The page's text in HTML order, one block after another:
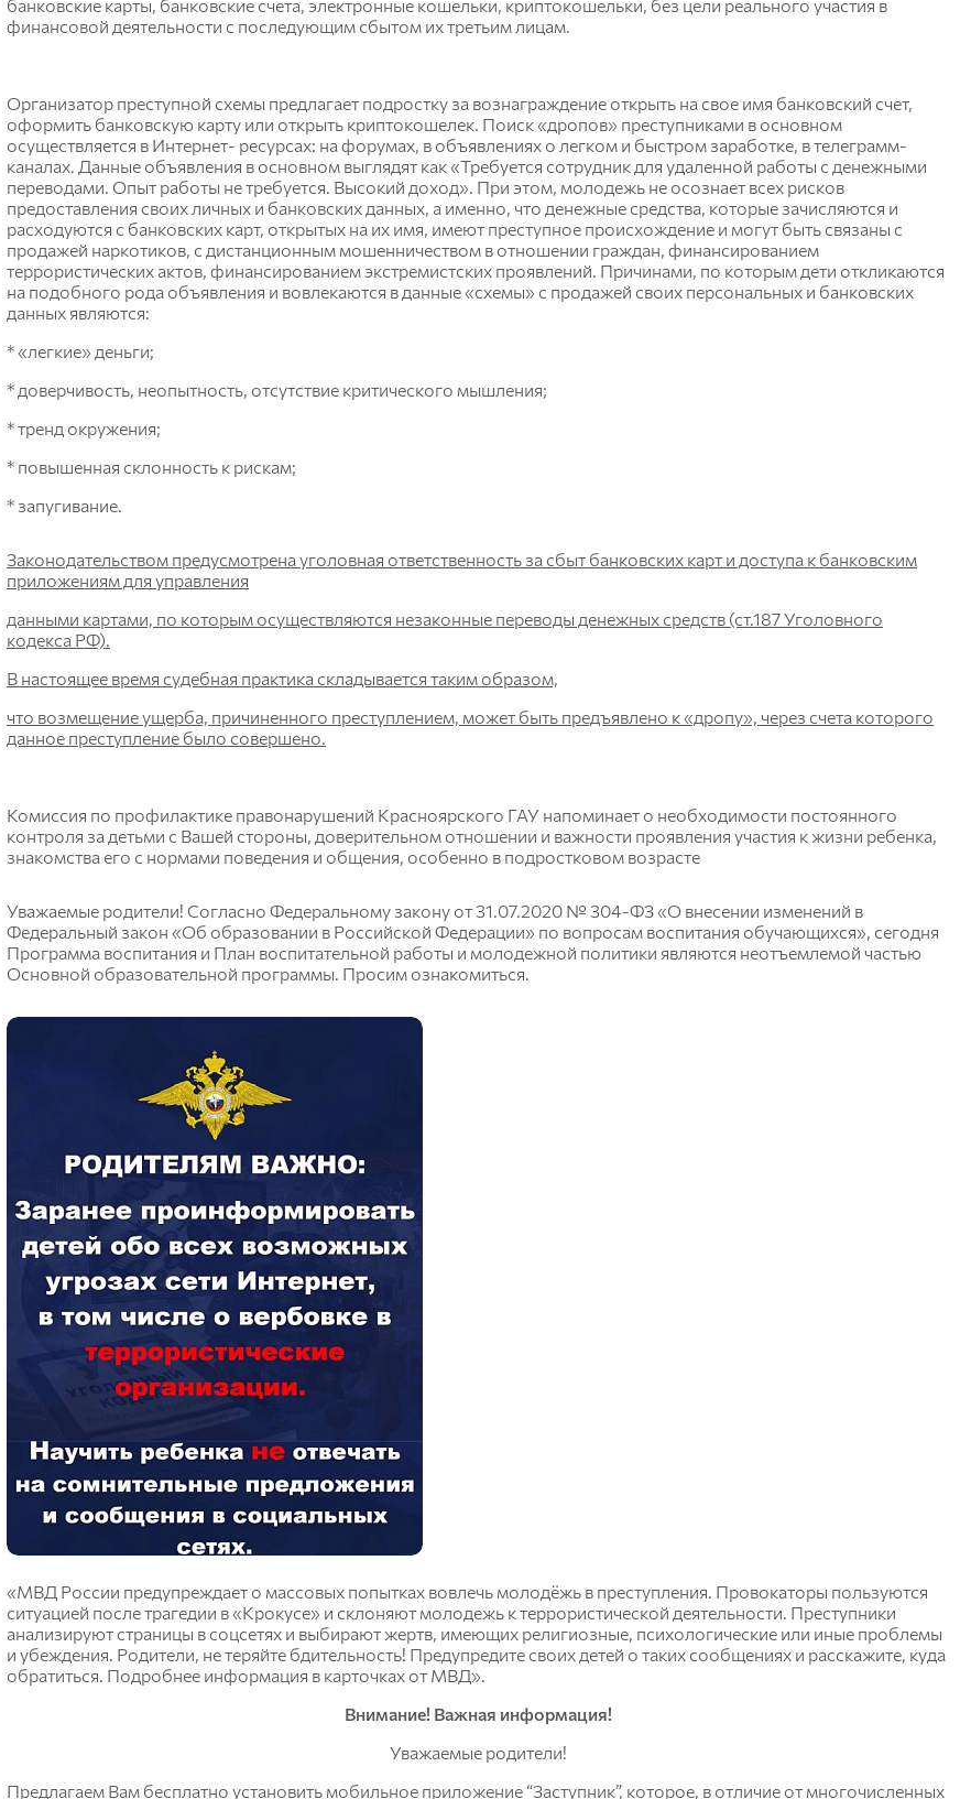
банковские карты, банковские счета, электронные кошельки, криптокошельки, без цели реального участия в
финансовой деятельности с последующим сбытом их третьим лицам.
Организатор преступной схемы предлагает подростку за вознаграждение открыть на свое имя банковский счет,
оформить банковскую карту или открыть криптокошелек. Поиск «дропов» преступниками в основном
осуществляется в Интернет- ресурсах: на форумах, в объявлениях о легком и быстром заработке, в телеграмм-
каналах. Данные объявления в основном выглядят как «Требуется сотрудник для удаленной работы с денежными
переводами. Опыт работы не требуется. Высокий доход». При этом, молодежь не осознает всех рисков
предоставления своих личных и банковских данных, а именно, что денежные средства, которые зачисляются и
расходуются с банковских карт, открытых на их имя, имеют преступное происхождение и могут быть связаны с
продажей наркотиков, с дистанционным мошенничеством в отношении граждан, финансированием
террористических актов, финансированием экстремистских проявлений. Причинами, по которым дети откликаются
на подобного рода объявления и вовлекаются в данные «схемы» с продажей своих персональных и банковских
данных являются:
* «легкие» деньги;
* доверчивость, неопытность, отсутствие критического мышления;
* тренд окружения;
* повышенная склонность к рискам;
* запугивание.
Законодательством предусмотрена уголовная ответственность за сбыт банковских карт и доступа к банковским
приложениям для управления
данными картами, по которым осуществляются незаконные переводы денежных средств (ст.187 Уголовного
кодекса РФ).
В настоящее время судебная практика складывается таким образом,
что возмещение ущерба, причиненного преступлением, может быть предъявлено к «дропу», через счета которого
данное преступление было совершено.
Комиссия по профилактике правонарушений Красноярского ГАУ напоминает о необходимости постоянного
контроля за детьми с Вашей стороны, доверительном отношении и важности проявления участия к жизни ребенка,
знакомства его с нормами поведения и общения, особенно в подростковом возрасте
Уважаемые родители! Согласно Федеральному закону от 31.07.2020 № 304-ФЗ «О внесении изменений в
Федеральный закон «Об образовании в Российской Федерации» по вопросам воспитания обучающихся», сегодня
Программа воспитания и План воспитательной работы и молодежной политики являются неотъемлемой частью
Основной образовательной программы. Просим ознакомиться.
«МВД России предупреждает о массовых попытках вовлечь молодёжь в преступления. Провокаторы пользуются
ситуацией после трагедии в «Крокусе» и склоняют молодежь к террористической деятельности. Преступники
анализируют страницы в соцсетях и выбирают жертв, имеющих религиозные, психологические или иные проблемы
и убеждения. Родители, не теряйте бдительность! Предупредите своих детей о таких сообщениях и расскажите, куда
обратиться. Подробнее информация в карточках от МВД».
Внимание! Важная информация!
Уважаемые родители!
Предлагаем Вам бесплатно установить мобильное приложение “Заступник”, которое, в отличие от многочисленных